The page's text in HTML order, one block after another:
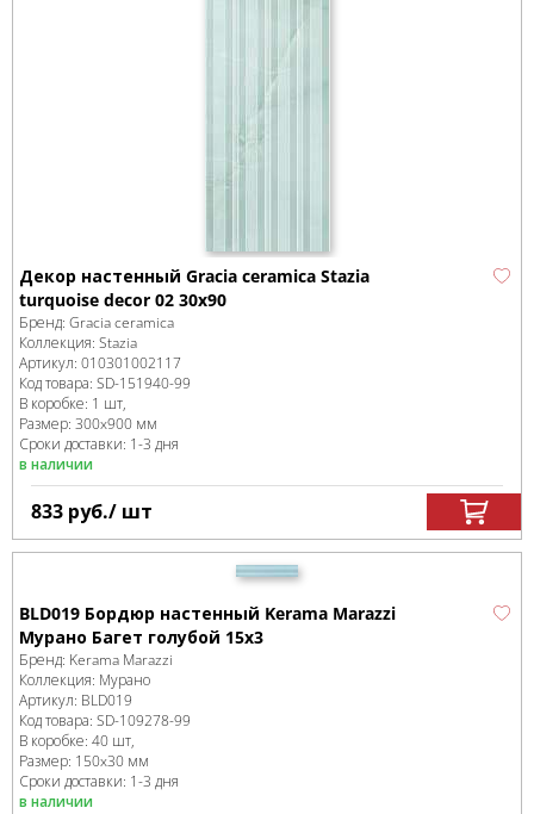
Декор настенный Gracia ceramica Stazia
turquoise decor 02 30х90
Бренд: Gracia ceramica
Коллекция: Stazia
Артикул: 010301002117
Код товара: SD-151940-99
В коробке: 1 шт,
Размер: 300x900 мм
Сроки доставки: 1-3 дня
в наличии
833 руб./ шт
BLD019 Бордюр настенный Kerama Marazzi
Мурано Багет голубой 15х3
Бренд: Kerama Marazzi
Коллекция: Мурано
Артикул: BLD019
Код товара: SD-109278-99
В коробке: 40 шт,
Размер: 150x30 мм
Сроки доставки: 1-3 дня
в наличии